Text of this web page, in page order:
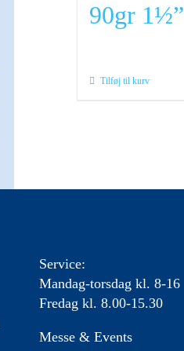
90gr 1½”
Tilføj til kurv
Service:
Mandag-torsdag kl. 8-16
Fredag kl. 8.00-15.30
Messe & Events